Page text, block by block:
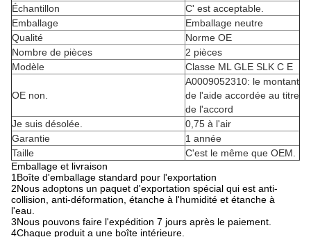
Échantillon
C' est acceptable.
Emballage
Emballage neutre
Qualité
Norme OE
Nombre de pièces
2 pièces
Modèle
Classe ML GLE SLK C E
OE non.
A0009052310: le montant
de l'aide accordée au titre
de l'accord
Je suis désolée.
0,75 à l'air
Garantie
1 année
Taille
C'est le même que OEM.
Emballage et livraison
1Boîte d'emballage standard pour l'exportation
2Nous adoptons un paquet d'exportation spécial qui est anti-
collision, anti-déformation, étanche à l'humidité et étanche à
l'eau.
3Nous pouvons faire l'expédition 7 jours après le paiement.
4Chaque produit a une boîte intérieure.